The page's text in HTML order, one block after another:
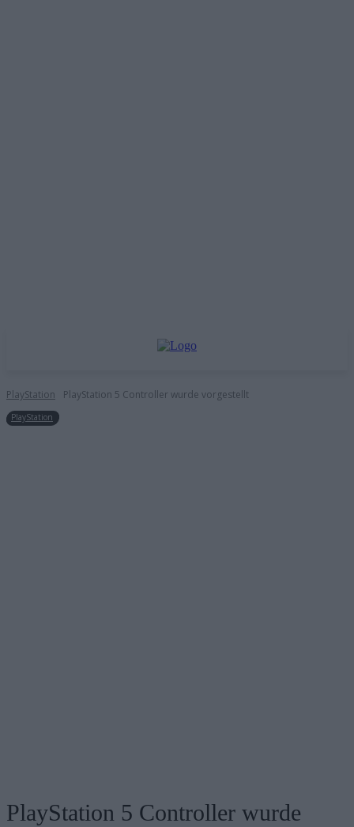
PlayStation PlayStation 5 Controller wurde vorgestellt
PlayStation
PlayStation 5 Controller wurde